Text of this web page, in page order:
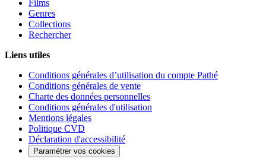
Films
Genres
Collections
Rechercher
Liens utiles
Conditions générales d’utilisation du compte Pathé
Conditions générales de vente
Charte des données personnelles
Conditions générales d'utilisation
Mentions légales
Politique CVD
Déclaration d'accessibilité
Paramétrer vos cookies